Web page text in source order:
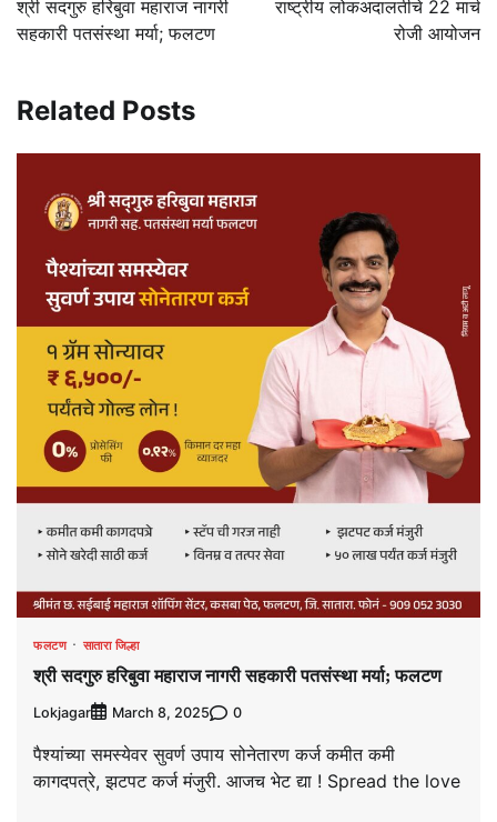
श्री सदगुरु हरिबुवा महाराज नागरी
सहकारी पतसंस्था मर्या; फलटण
राष्ट्रीय लोकअदालतीचे 22 मार्च
रोजी आयोजन
Related Posts
फलटण सातारा जिल्हा
श्री सदगुरु हरिबुवा महाराज नागरी सहकारी पतसंस्था मर्या; फलटण
Lokjagar March 8, 2025 0
पैश्यांच्या समस्येवर सुवर्ण उपाय सोनेतारण कर्ज कमीत कमी
कागदपत्रे, झटपट कर्ज मंजुरी. आजच भेट द्या ! Spread the love